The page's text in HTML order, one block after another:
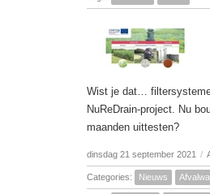
Wist je dat…
NuReDrain-project. Nu
maanden uittesten?
dinsdag 21 september 2021 /
Categories: Nieuws